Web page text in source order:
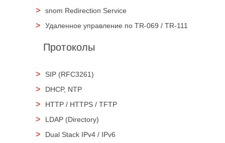
snom Redirection Service
Удаленное управление по TR-069 / TR-111
Протоколы
SIP (RFC3261)
DHCP, NTP
HTTP / HTTPS / TFTP
LDAP (Directory)
Dual Stack IPv4 / IPv6